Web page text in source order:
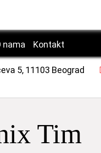
nama Kontakt
5, 11103 Beograd
Tim